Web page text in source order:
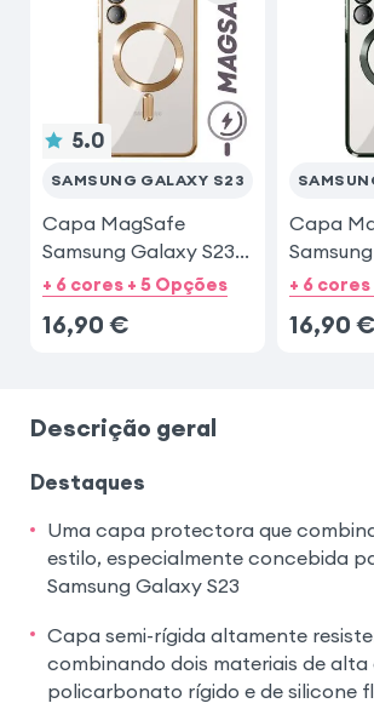
iPhone 17 Pro Max
5.0
SAMSUNG GALAXY S23
Capa MagSafe
Samsung Galaxy S23
Dourado
+ 6 cores + 5 Opções
16,90 €
Capa
Verde
+ 6
16,90 €
Descrição geral
Destaques
Uma capa protectora que
estilo, especialmente concebida
Samsung Galaxy S23
Capa semi-rígida altamente
combinando dois materiais de alta
policarbonato rígido e de silicone